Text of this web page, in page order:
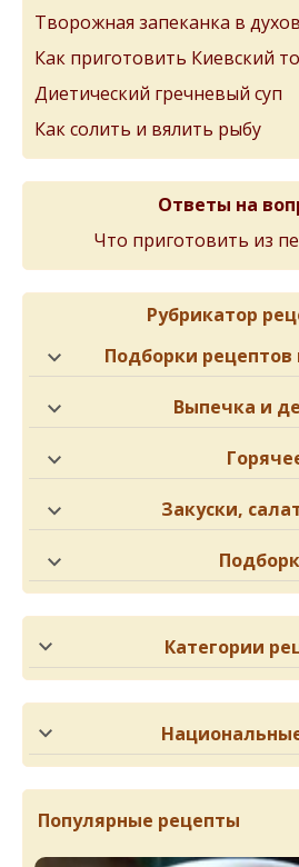
Творожная запеканка в
Как приготовить Киевский
Диетический гречневый суп
Как солить и вялить рыбу
Ответы на
Что приготовить из
Рубрикатор
Подборки рецептов
Выпечка и
Закуски,
Категории
Популярные рецепты